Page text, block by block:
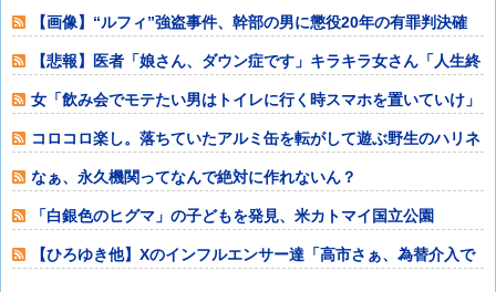
わや警察沙汰だ
【画像】“ルフィ”強盗事件、幹部の男に懲役20年の有罪判決確
定！！！
【悲報】医者「娘さん、ダウン症です」キラキラ女さん「人生終
わった」⇒絶望
女「飲み会でモテたい男はトイレに行く時スマホを置いていけ」
コロコロ楽し。落ちていたアルミ缶を転がして遊ぶ野生のハリネ
なぁ、永久機関ってなんで絶対に作れないん？
「白銀色のヒグマ」の子どもを発見、米カトマイ国立公園
【ひろゆき他】Xのインフルエンサー達「高市さぁ、為替介入で